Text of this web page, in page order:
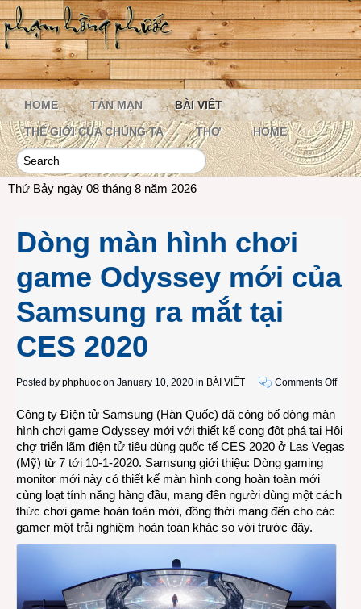
HOME TẢN MẠN BÀI VIẾT
THẾ GIỚI CỦA CHÚNG TA THƠ HOME
Thứ Bảy ngày 08 tháng 8 năm 2026
Dòng màn hình chơi
game Odyssey mới của
Samsung ra mắt tại
CES 2020
Posted by phphuoc on January 10, 2020 in BÀI VIẾT Comments Offon
hình
chơi
mới
Công ty Điện tử Samsung (Hàn Quốc) đã công bố dòng màn
hình chơi game Odyssey mới với thiết kế cong đột phá tại Hội
chợ triển lãm điện tử tiêu dùng quốc tế CES 2020 ở Las Vegas
(Mỹ) từ 7 tới 10-1-2020. Samsung giới thiệu: Dòng gaming
monitor mới này có thiết kế màn hình cong hoàn toàn mới
cùng loạt tính năng hàng đầu, mang đến người dùng một cách
thức chơi game hoàn toàn mới, đồng thời mang đến cho các
gamer một trải nghiệm hoàn toàn khác so với trước đây.